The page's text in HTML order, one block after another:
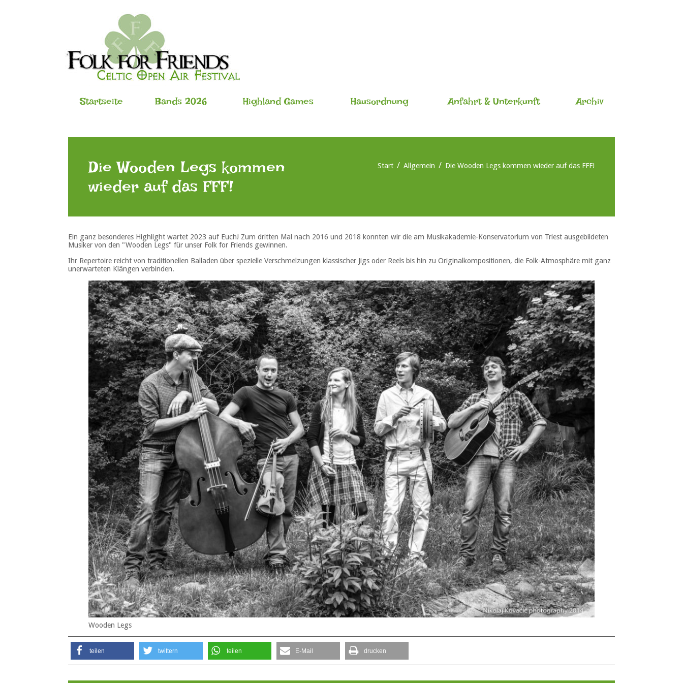
Startseite Bands 2026 Highland Games Hausordnung Anfahrt & Unterkunft Archiv
Die Wooden Legs kommen
wieder auf das FFF!
Start Allgemein Die Wooden Legs kommen wieder auf das FFF!
Ein ganz besonderes Highlight wartet 2023 auf Euch! Zum dritten Mal nach 2016 und 2018 konnten wir die am Musikakademie-Konservatorium von Triest ausgebildeten
Musiker von den "Wooden Legs" für unser Folk for Friends gewinnen.
Ihr Repertoire reicht von traditionellen Balladen über spezielle Verschmelzungen klassischer Jigs oder Reels bis hin zu Originalkompositionen, die Folk-Atmosphäre mit ganz
unerwarteten Klängen verbinden.
Wooden Legs
teilen twittern teilen E-Mail drucken